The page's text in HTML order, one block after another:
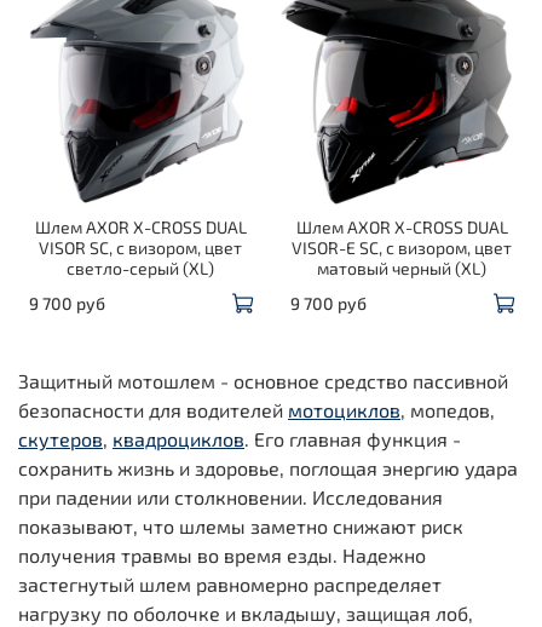
Шлем AXOR X-CROSS DUAL
VISOR SC, с визором, цвет
светло-серый (XL)
9 700 руб
Шлем AXOR X-CROSS DUAL
VISOR-E SC, с визором, цвет
матовый черный (XL)
9 700 руб
Защитный мотошлем - основное средство пассивной
безопасности для водителей мотоциклов , мопедов,
скутеров квадроциклов . Его главная функция -
сохранить жизнь и здоровье, поглощая энергию удара
при падении или столкновении. Исследования
показывают, что шлемы заметно снижают риск
получения травмы во время езды. Надежно
застегнутый шлем равномерно распределяет
нагрузку по оболочке и вкладышу, защищая лоб,